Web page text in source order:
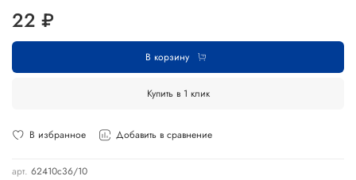
В избранное Добавить в сравнение
арт. 62410с36/10
22 ₽
В корзину
Купить в 1 клик